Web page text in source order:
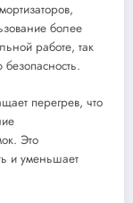
более
работе, так
перегрев, что
Это
и уменьшает